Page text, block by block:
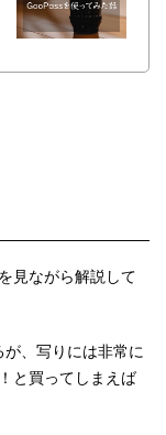
見ながら解説して
、写りには非常に
と買ってしまえば